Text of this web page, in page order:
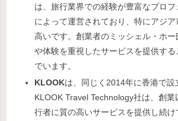
は、旅行業界での経験が豊富なプロ
によって運営されており、特にアジ
高いです。創業者のミッシェル・ホ
や体験を重視したサービスを提供す
でいます。
KLOOKは、同じく2014年に香港で設
KLOOK Travel Technology社は、創業
行者に質の高いサービスを提供し続